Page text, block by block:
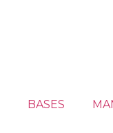
BASES